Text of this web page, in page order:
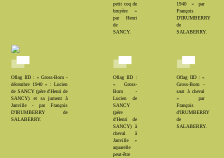
petit coq de
bruyère »
par Henri
de
SANCY.
1940 » par
François
D'IRUMBERRY
de
SALABERRY.
Oflag IID : « Gross-Born -
décembre 1940 » : Lucien
de SANCY (père d'Henri de
SANCY) et sa jument à
Janville - par François
D'IRUMBERRY de
SALABERRY.
Oflag IID :
« Gross-
Born -
Lucien de
SANCY
(père
d'Henri de
SANCY) à
cheval à
Janville »
aquarelle
peut-être
Oflag IID : «
Gross-Born -
saut à cheval
» par
François
d'IRUMBERRY
de
SALABERRY.